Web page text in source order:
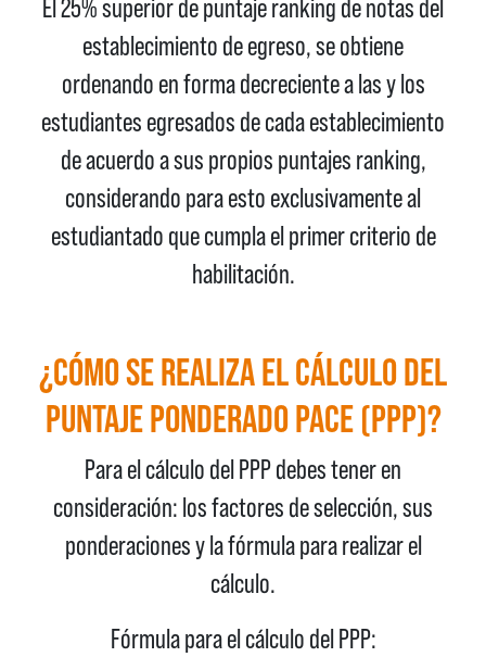
El 25% superior de puntaje ranking de notas del
establecimiento de egreso, se obtiene
ordenando en forma decreciente a las y los
estudiantes egresados de cada establecimiento
de acuerdo a sus propios puntajes ranking,
considerando para esto exclusivamente al
estudiantado que cumpla el primer criterio de
habilitación.
¿CÓMO SE REALIZA EL CÁLCULO DEL
PUNTAJE PONDERADO PACE (PPP)?
Para el cálculo del PPP debes tener en
consideración: los factores de selección, sus
ponderaciones y la fórmula para realizar el
cálculo.
Fórmula para el cálculo del PPP: